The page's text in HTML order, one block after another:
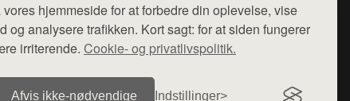
hjemmeside for at forbedre din oplevelse, vise
og analysere trafikken. Kort sagt: for at siden fungerer
irriterende. Cookie- og privatlivspolitik.
Afvis ikke‑nødvendige Indstillinger
sælges ikke varer fra denne side - vi henviser til de shops,